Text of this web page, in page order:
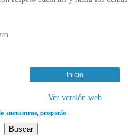
Inicio
Ver versión web
encuentras, proponlo